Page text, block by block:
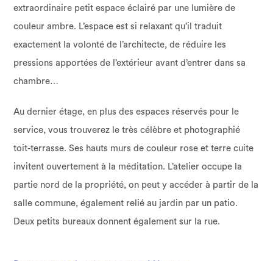
extraordinaire petit espace éclairé par une lumière de
couleur ambre. L’espace est si relaxant qu’il traduit
exactement la volonté de l’architecte, de réduire les
pressions apportées de l’extérieur avant d’entrer dans sa
chambre…
Au dernier étage, en plus des espaces réservés pour le
service, vous trouverez le très célèbre et photographié
toit-terrasse. Ses hauts murs de couleur rose et terre cuite
invitent ouvertement à la méditation. L’atelier occupe la
partie nord de la propriété, on peut y accéder à partir de la
salle commune, également relié au jardin par un patio.
Deux petits bureaux donnent également sur la rue.